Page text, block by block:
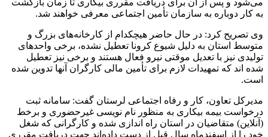
به کار دوباره به سازمان تأمین اجتماعی معرفی خواهند شد.
وی تصریح کرد: در حال حاضر هیچکدام از کارخانه‌های بزرگ و
متوسط استان به دلیل شیوع کرونا تعطیل نشده، برخی واحدهای
تولیدی نیز با تعدیل موقتی نیرو فعال هستند و برخی نیز تعطیل
شده اند که تمهیدات لازم برای تأمین مالی کارگران آنها تدوین شده
است.
مدیرکل تعاون، کار و رفاه اجتماعی لرستان گفت: سامانه ثبت
درخواست بیمه بیکاری به منظور نام نویسی غیرحضوری و برخط
(آنلاین) متقاضیان در استان راه اندازی شده و کارگرانی که شغل
خود را از اسفندماه سال قبل از دست داده‌اند جهت دریافت مقرری